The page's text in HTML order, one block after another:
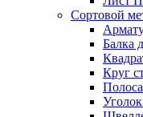
Сортовой
Балка
Круг